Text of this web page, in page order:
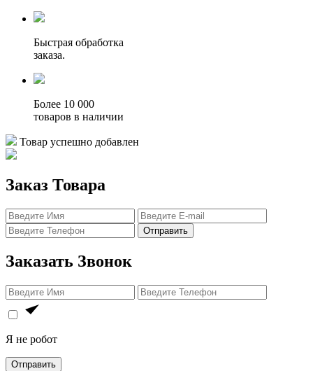
Быстрая обработка
заказа.
Более 10 000
товаров в наличии
Товар успешно добавлен
Заказ Товара
Отправить
Заказать Звонок
Я не робот
Отправить